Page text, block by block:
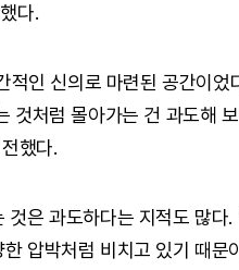
다.
인 신의로 마련된 공간이었
것처럼 몰아가는 건 과도해
했다.
은 과도하다는 지적도 많다.
압박처럼 비치고 있기 때문